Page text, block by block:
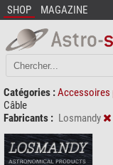
SHOP MAGAZINE
Catégories :Accessoires
Câble
Fabricants : Losmandy